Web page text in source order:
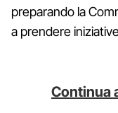
preparando la
a prendere
Continua